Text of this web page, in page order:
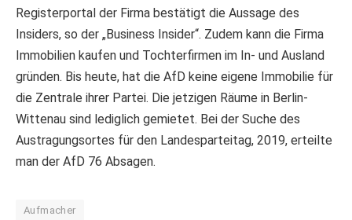
Registerportal der Firma bestätigt die Aussage des
Insiders, so der „Business Insider“. Zudem kann die Firma
Immobilien kaufen und Tochterfirmen im In- und Ausland
gründen. Bis heute, hat die AfD keine eigene Immobilie für
die Zentrale ihrer Partei. Die jetzigen Räume in Berlin-
Wittenau sind lediglich gemietet. Bei der Suche des
Austragungsortes für den Landesparteitag, 2019, erteilte
man der AfD 76 Absagen.
Aufmacher